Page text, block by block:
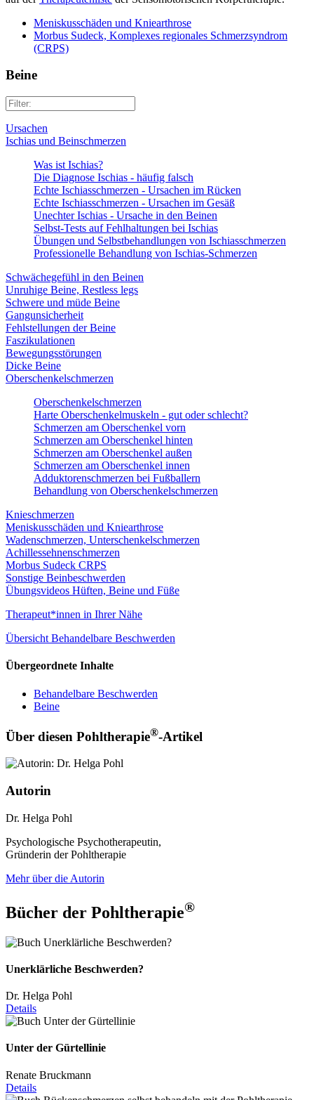
Meniskusschäden und Kniearthrose
Morbus Sudeck, Komplexes regionales Schmerzsyndrom
(CRPS)
Beine
Ursachen
Ischias und Beinschmerzen
Was ist Ischias?
Die Diagnose Ischias - häufig falsch
Echte Ischiasschmerzen - Ursachen im Rücken
Echte Ischiasschmerzen - Ursachen im Gesäß
Unechter Ischias - Ursache in den Beinen
Selbst-Tests auf Fehlhaltungen bei Ischias
Übungen und Selbstbehandlungen von Ischiasschmerzen
Professionelle Behandlung von Ischias-Schmerzen
Schwächegefühl in den Beinen
Unruhige Beine, Restless legs
Schwere und müde Beine
Gangunsicherheit
Fehlstellungen der Beine
Faszikulationen
Bewegungsstörungen
Dicke Beine
Oberschenkelschmerzen
Oberschenkelschmerzen
Harte Oberschenkelmuskeln - gut oder schlecht?
Schmerzen am Oberschenkel vorn
Schmerzen am Oberschenkel hinten
Schmerzen am Oberschenkel außen
Schmerzen am Oberschenkel innen
Adduktorenschmerzen bei Fußballern
Behandlung von Oberschenkelschmerzen
Knieschmerzen
Meniskusschäden und Kniearthrose
Wadenschmerzen, Unterschenkelschmerzen
Achillessehnenschmerzen
Morbus Sudeck CRPS
Sonstige Beinbeschwerden
Übungsvideos Hüften, Beine und Füße
Therapeut*innen in Ihrer Nähe
Übersicht Behandelbare Beschwerden
Übergeordnete Inhalte
Behandelbare Beschwerden
Beine
Über diesen Pohltherapie®-Artikel
Autorin
Dr. Helga Pohl
Psychologische Psychotherapeutin,
Gründerin der Pohltherapie
Mehr über die Autorin
Bücher der Pohltherapie®
Unerklärliche Beschwerden?
Dr. Helga Pohl
Details
Unter der Gürtellinie
Renate Bruckmann
Details